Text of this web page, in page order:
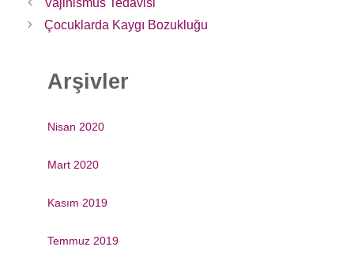
dolaşımı
Vajinismus Tedavisi
Çocuklarda Kaygı Bozukluğu
Arşivler
Nisan 2020
Mart 2020
Kasım 2019
Temmuz 2019